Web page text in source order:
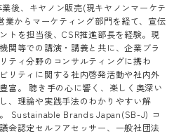
後、キヤノン販売(現キヤノンマーケテ
業からマーケティング部門を経て、宣伝
トを担当後、CSR推進部長を経験。現
関等での講演・講義と共に、企業ブラ
ティ分野のコンサルティングに携わ
リティに関する社内啓発活動や社内外
富。 聴き手の心に響く、楽しく奥深い
、理論や実践手法のわかりやすい解
Sustainable Brands Japan(SB-J) コ
会認定セルフアセッサー、一般社団法